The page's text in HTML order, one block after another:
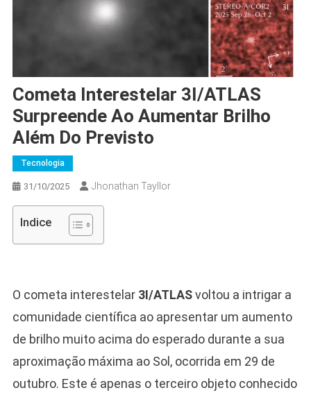
Cometa Interestelar 3I/ATLAS
Surpreende Ao Aumentar Brilho
Além Do Previsto
Tecnologia
31/10/2025 Jhonathan Tayllor
Indice
O cometa interestelar 3I/ATLASvoltou a intrigar a
comunidade científica ao apresentar um aumento
de brilho muito acima do esperado durante a sua
aproximação máxima ao Sol, ocorrida em 29 de
outubro. Este é apenas o terceiro objeto conhecido